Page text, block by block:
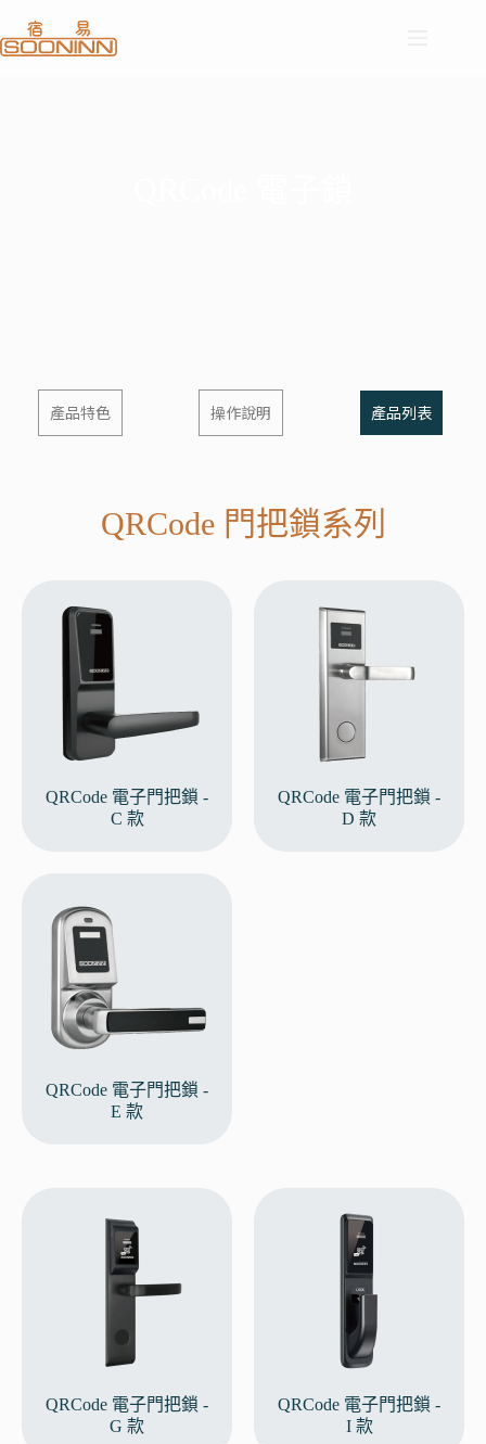
產品特色 操作說明 產品列表
QRCode 門把鎖系列
QRCode 電子門把鎖 -
C 款
QRCode 電子門把鎖 -
D 款
QRCode 電子門把鎖 -
E 款
QRCode 電子門把鎖 -
G 款
QRCode 電子門把鎖 -
I 款